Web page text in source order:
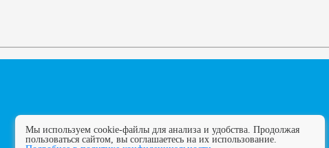
Мы используем cookie-файлы для анализа и удобства. Продолжая
пользоваться сайтом, вы соглашаетесь на их использование.